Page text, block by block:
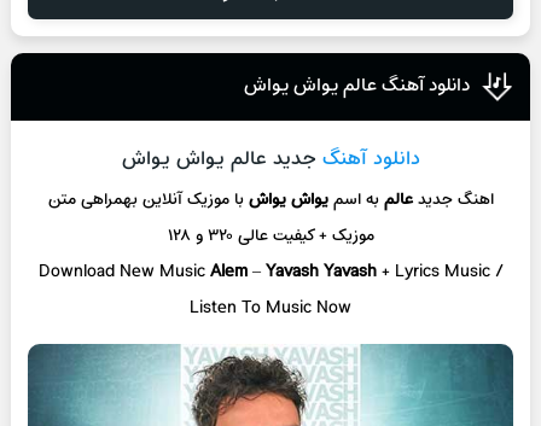
دانلود آهنگ عالم یواش یواش
دانلود آهنگ جدید عالم یواش یواش
اهنگ جدیدعالمبه اسمیواش یواشبا موزیک آنلاینبهمراهی متن
موزیک + کیفیت عالی ۳۲۰ و ۱۲۸
Download New MusicAlem–Yavash Yavash+ Lyrics Music /
Listen To Music Now